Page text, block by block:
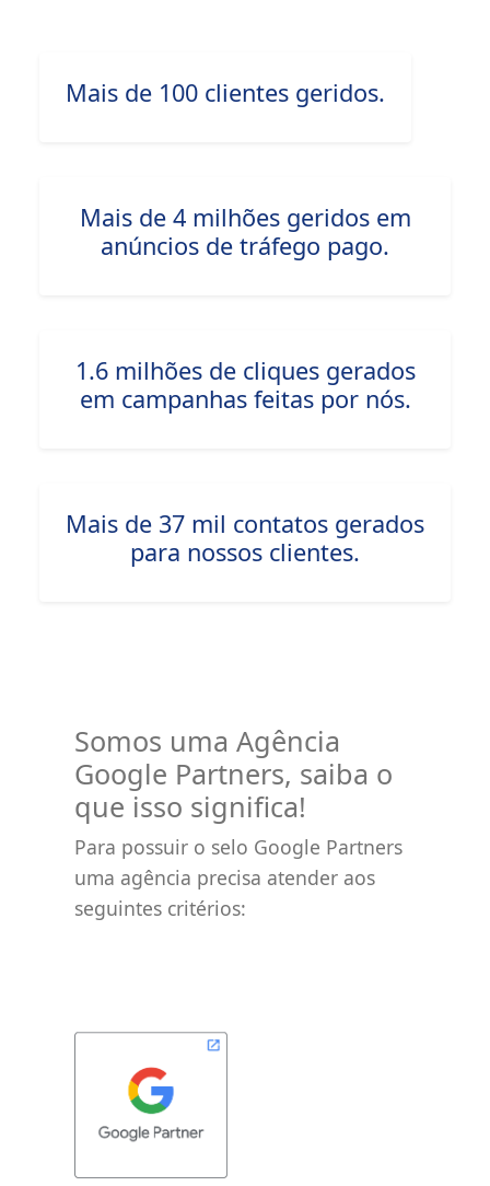
Mais de 100 clientes geridos.
Mais de 4 milhões geridos em
anúncios de tráfego pago.
1.6 milhões de cliques gerados
em campanhas feitas por nós.
Mais de 37 mil contatos gerados
para nossos clientes.
Somos uma Agência
Google Partners, saiba o
que isso significa!
Para possuir o selo Google Partners
uma agência precisa atender aos
seguintes critérios: